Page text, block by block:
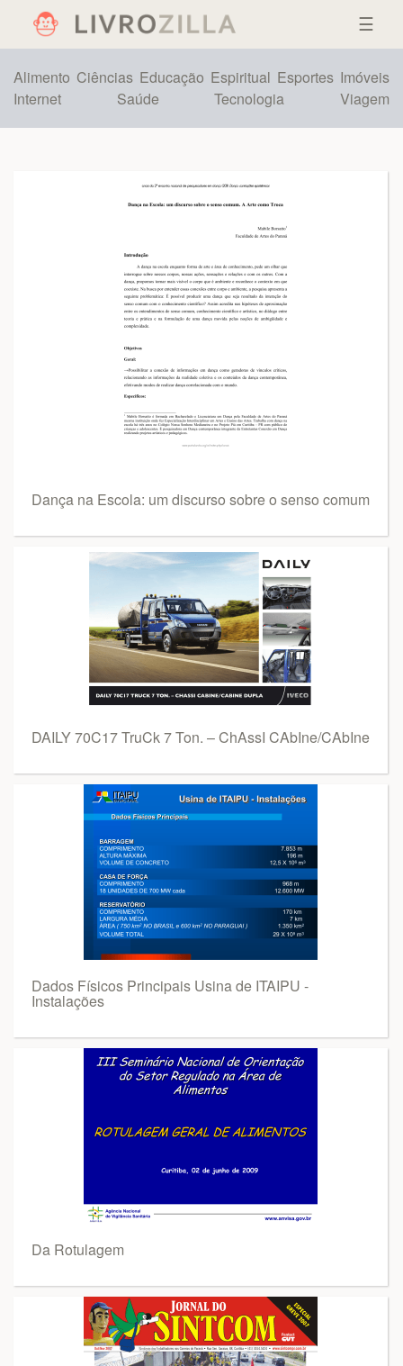
☰
Alimento Ciências Educação Espiritual Esportes Imóveis
Internet
Saúde Tecnologia Viagem
Dança na Escola: um discurso sobre o senso comum
DAILY 70C17 TruCk 7 Ton. – ChAssI CAbIne/CAbIne
Dados Físicos Principais Usina de ITAIPU -
Instalações
Da Rotulagem